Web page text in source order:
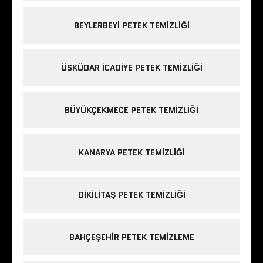
BEYLERBEYI PETEK TEMIZLIĞI
ÜSKÜDAR ICADIYE PETEK TEMIZLIĞI
BÜYÜKÇEKMECE PETEK TEMIZLIĞI
KANARYA PETEK TEMIZLIĞI
DIKILITAŞ PETEK TEMIZLIĞI
BAHÇEŞEHIR PETEK TEMIZLEME